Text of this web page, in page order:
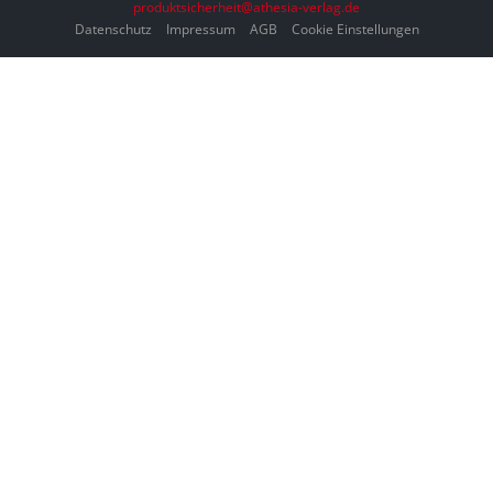
produktsicherheit@athesia-verlag.de
Datenschutz
Impressum AGB Cookie Einstellungen